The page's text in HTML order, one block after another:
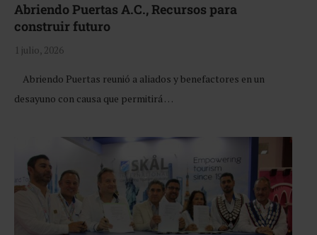
Abriendo Puertas A.C., Recursos para
construir futuro
1 julio, 2026
Abriendo Puertas reunió a aliados y benefactores en un
desayuno con causa que permitirá …